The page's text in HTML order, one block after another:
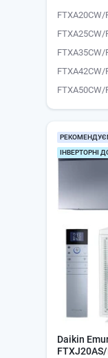
FTXA20CW/
FTXA25CW/
FTXA35CW/
FTXA42CW/
FTXA50CW/
ІНВЕРТОРНІ
Daikin